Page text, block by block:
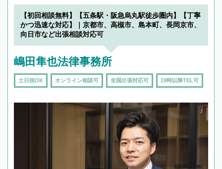
19時以降TEL可の条件
を加えて再検索
【初回相談無料】【五条駅・阪急烏丸駅徒歩圏内】【丁寧
かつ迅速な対応】｜京都市、高槻市、島本町、長岡京市、
向日市など出張相談対応可
嶋田隼也法律事務所
土日祝OK オンライン相談可 全国出張対応可 19時以降TEL可